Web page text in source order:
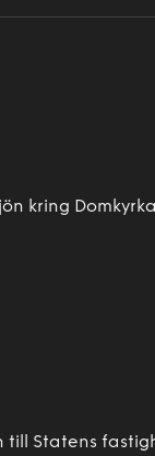
kring
Statens